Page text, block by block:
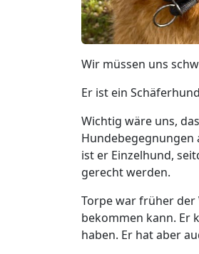
Wir müssen uns
Er ist ein
Wichtig wäre uns,
Hundebegegnungen
ist er Einzelhund,
gerecht werden.
Torpe war früher der
bekommen kann. Er
haben. Er hat aber